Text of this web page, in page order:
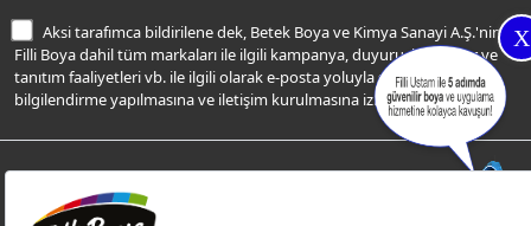
X
KVKK Aydınlatma Metni
Aksi tarafımca bildirilene dek, Betek Boya ve Kimya Sanayi A.Ş.'nin
Filli Boya dahil tüm markaları ile ilgili kampanya, duyuru, hizmetler ve
tanıtım faaliyetleri vb. ile ilgili olarak e-posta yoluyla şahsıma
bilgilendirme yapılmasına ve iletişim kurulmasına izin veriyorum.